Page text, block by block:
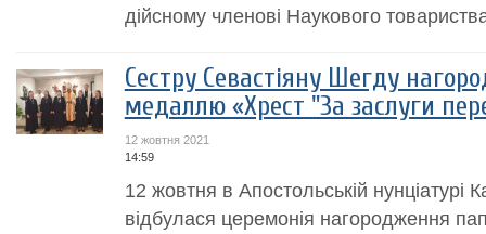
дійсному членові Наукового
Сестру Севастіяну Шегду
медаллю «Хрест "За заслуги
12 жовтня 2021
14:59
12 жовтня в Апостольській нунціатурі
відбулася церемонія нагородження